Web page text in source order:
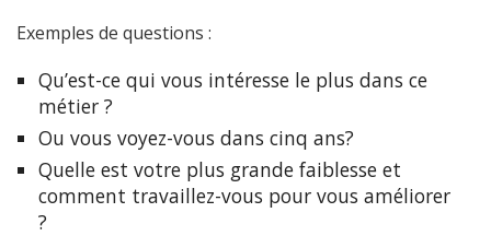
Exemples de questions :
Qu’est-ce qui vous intéresse le plus dans ce
métier ?
Ou vous voyez-vous dans cinq ans?
Quelle est votre plus grande faiblesse et
comment travaillez-vous pour vous améliorer
?